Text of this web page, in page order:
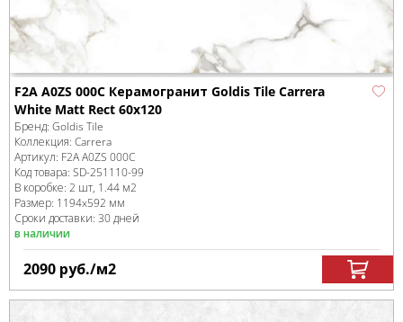
F2A A0ZS 000C Керамогранит Goldis Tile Carrera
White Matt Rect 60x120
Бренд: Goldis Tile
Коллекция: Carrera
Артикул: F2A A0ZS 000C
Код товара: SD-251110-99
В коробке: 2 шт, 1.44 м2
Размер: 1194x592 мм
Сроки доставки: 30 дней
в наличии
2090 руб./м2